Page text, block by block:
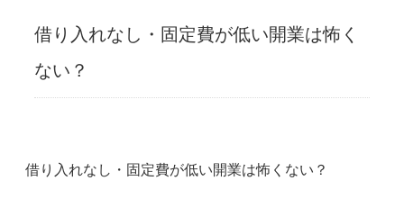
借り入れなし・固定費が低い開業は怖く
ない？
借り入れなし・固定費が低い開業は怖くない？